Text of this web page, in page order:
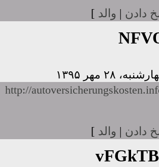
دادن | والد ]
http://
دادن | والد ]